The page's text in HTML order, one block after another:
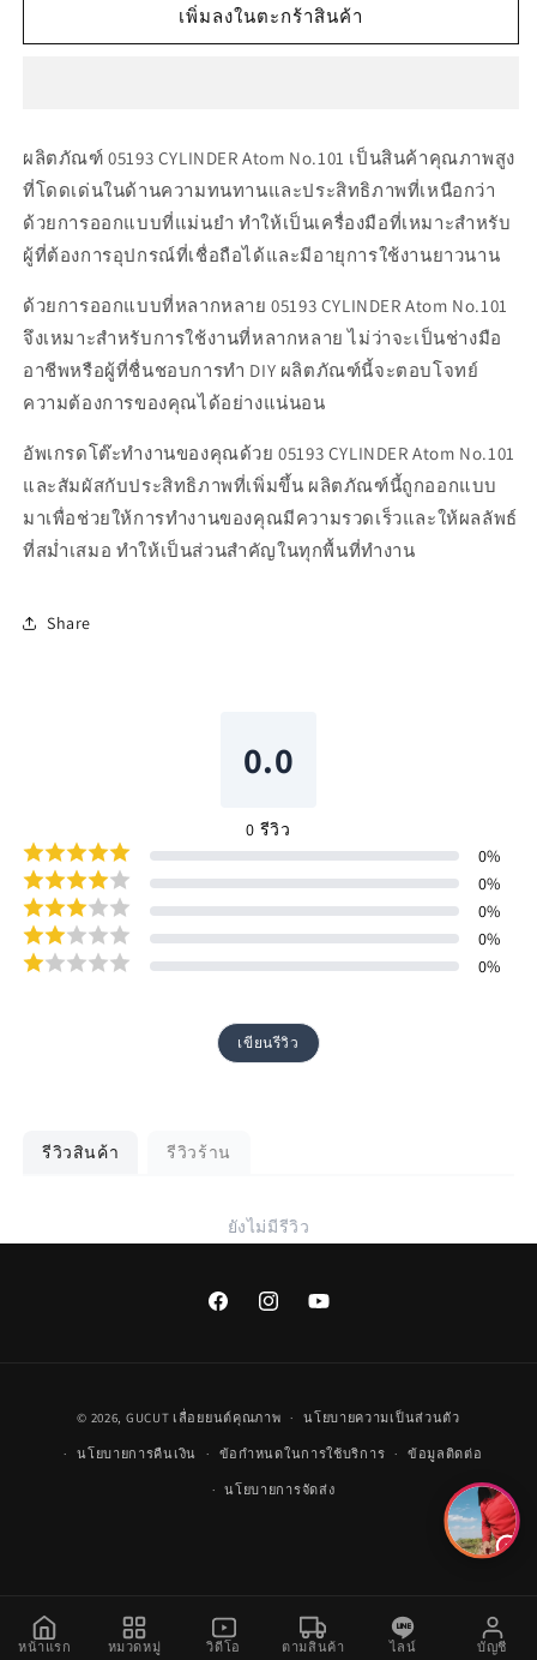
05193
สำหรับ
05193
เพิ่มลงในตะกร้าสินค้า
ผลิตภัณฑ์ 05193 CYLINDER Atom No.101 เป็นสินค้าคุณภาพสูง
ที่โดดเด่นในด้านความทนทานและประสิทธิภาพที่เหนือกว่า
ด้วยการออกแบบที่แม่นยำ ทำให้เป็นเครื่องมือที่เหมาะสำหรับ
ผู้ที่ต้องการอุปกรณ์ที่เชื่อถือได้และมีอายุการใช้งานยาวนาน
ด้วยการออกแบบที่หลากหลาย 05193 CYLINDER Atom No.101
จึงเหมาะสำหรับการใช้งานที่หลากหลาย ไม่ว่าจะเป็นช่างมือ
อาชีพหรือผู้ที่ชื่นชอบการทำ DIY ผลิตภัณฑ์นี้จะตอบโจทย์
ความต้องการของคุณได้อย่างแน่นอน
อัพเกรดโต๊ะทำงานของคุณด้วย 05193 CYLINDER Atom No.101
และสัมผัสกับประสิทธิภาพที่เพิ่มขึ้น ผลิตภัณฑ์นี้ถูกออกแบบ
มาเพื่อช่วยให้การทำงานของคุณมีความรวดเร็วและให้ผลลัพธ์
ที่สม่ำเสมอ ทำให้เป็นส่วนสำคัญในทุกพื้นที่ทำงาน
Share
0.0
0 รีวิว
0%
0%
0%
0%
0%
เขียนรีวิว
รีวิวสินค้า รีวิวร้าน
ยังไม่มีรีวิว
FacebookInstagramYouTube
การ
ชำระ
เงิน
© 2026, GUCUT เลื่อยยนต์คุณภาพ นโยบายความเป็นส่วนตัว
นโยบายการคืนเงิน ข้อกำหนดในการใช้บริการ ข้อมูลติดต่อ
นโยบายการจัดส่ง
หน้าแรก หมวดหมู่ วิดีโอ ตามสินค้า ไลน์ บัญชี